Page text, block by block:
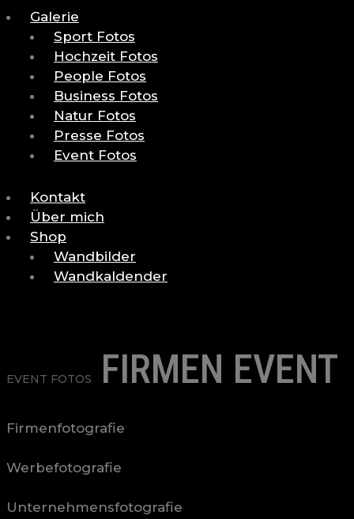
Galerie
Sport Fotos
Hochzeit Fotos
People Fotos
Business Fotos
Natur Fotos
Presse Fotos
Event Fotos
Kontakt
Über mich
Shop
Wandbilder
Wandkaldender
EVENT FOTOS FIRMEN EVENT
Firmenfotografie
Werbefotografie
Unternehmensfotografie